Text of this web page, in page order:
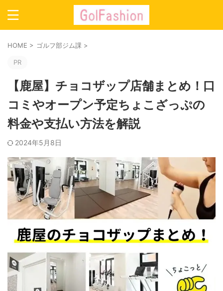
HOME > ゴルフ部ジム課 >
PR
【鹿屋】チョコザップ店舗まとめ！口
コミやオープン予定ちょこざっぷの
料金や支払い方法を解説
2024年5月8日